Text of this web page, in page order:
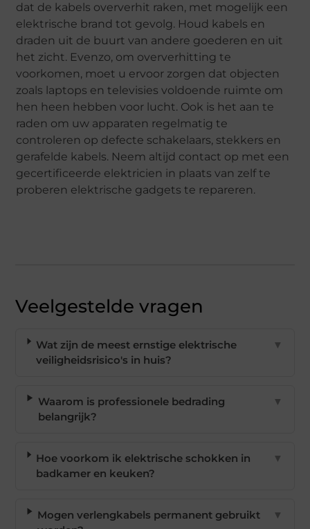
dat de kabels oververhit raken, met mogelijk een
elektrische brand tot gevolg. Houd kabels en
draden uit de buurt van andere goederen en uit
het zicht. Evenzo, om oververhitting te
voorkomen, moet u ervoor zorgen dat objecten
zoals laptops en televisies voldoende ruimte om
hen heen hebben voor lucht. Ook is het aan te
raden om uw apparaten regelmatig te
controleren op defecte schakelaars, stekkers en
gerafelde kabels. Neem altijd contact op met een
gecertificeerde elektricien in plaats van zelf te
proberen elektrische gadgets te repareren.
Veelgestelde vragen
Wat zijn de meest ernstige elektrische
veiligheidsrisico's in huis?
▼
Waarom is professionele bedrading
belangrijk?
▼
Hoe voorkom ik elektrische schokken in
badkamer en keuken?
▼
Mogen verlengkabels permanent gebruikt
▼